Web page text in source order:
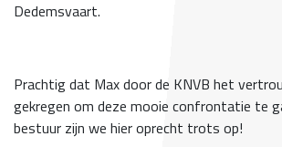
Dedemsvaart.
Prachtig dat Max door de KNVB het
gekregen om deze mooie confrontatie te
bestuur zijn we hier oprecht trots op!